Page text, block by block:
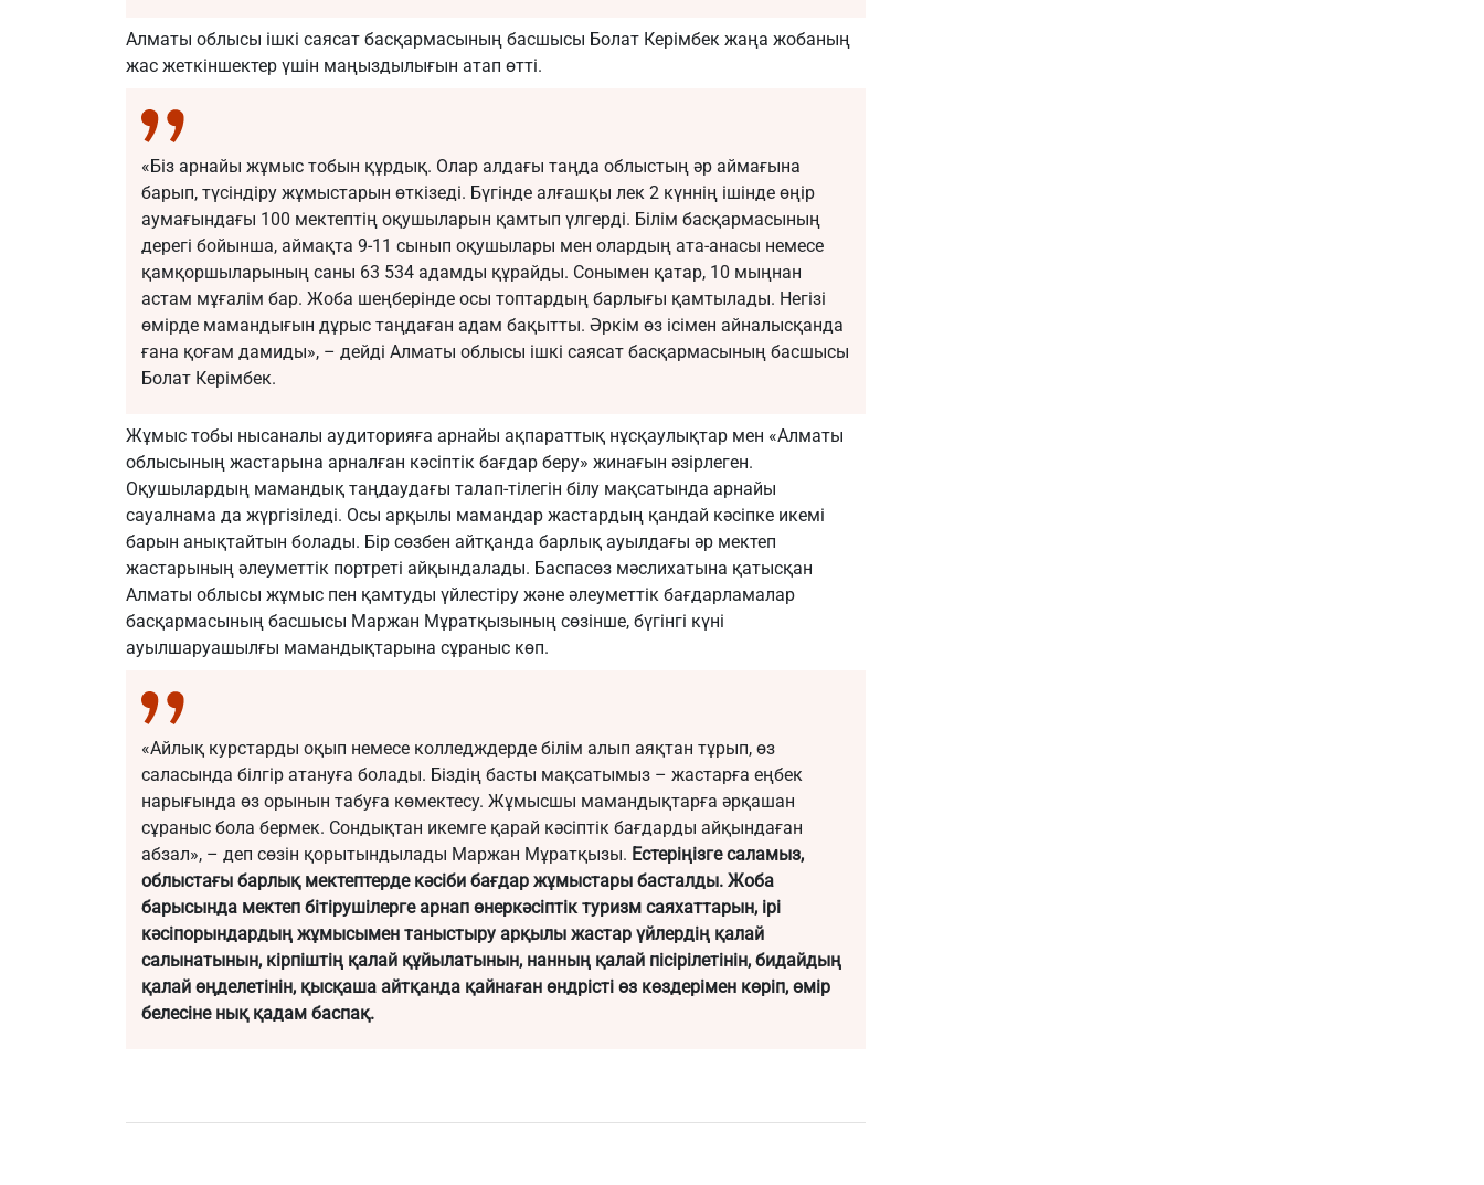
Алматы облысы ішкі саясат басқармасының басшысы Болат Керімбек жаңа жобаның
жас жеткіншектер үшін маңыздылығын атап өтті.
«Біз арнайы жұмыс тобын құрдық. Олар алдағы таңда облыстың әр аймағына
барып, түсіндіру жұмыстарын өткізеді. Бүгінде алғашқы лек 2 күннің ішінде өңір
аумағындағы 100 мектептің оқушыларын қамтып үлгерді. Білім басқармасының
дерегі бойынша, аймақта 9-11 сынып оқушылары мен олардың ата-анасы немесе
қамқоршыларының саны 63 534 адамды құрайды. Сонымен қатар, 10 мыңнан
астам мұғалім бар. Жоба шеңберінде осы топтардың барлығы қамтылады. Негізі
өмірде мамандығын дұрыс таңдаған адам бақытты. Әркім өз ісімен айналысқанда
ғана қоғам дамиды», – дейді Алматы облысы ішкі саясат басқармасының басшысы
Болат Керімбек.
Жұмыс тобы нысаналы аудиторияға арнайы ақпараттық нұсқаулықтар мен «Алматы
облысының жастарына арналған кәсіптік бағдар беру» жинағын әзірлеген.
Оқушылардың мамандық таңдаудағы талап-тілегін білу мақсатында арнайы
сауалнама да жүргізіледі. Осы арқылы мамандар жастардың қандай кәсіпке икемі
барын анықтайтын болады. Бір сөзбен айтқанда барлық ауылдағы әр мектеп
жастарының әлеуметтік портреті айқындалады. Баспасөз мәслихатына қатысқан
Алматы облысы жұмыс пен қамтуды үйлестіру және әлеуметтік бағдарламалар
басқармасының басшысы Маржан Мұратқызының сөзінше, бүгінгі күні
ауылшаруашылғы мамандықтарына сұраныс көп.
«Айлық курстарды оқып немесе колледждерде білім алып аяқтан тұрып, өз
саласында білгір атануға болады. Біздің басты мақсатымыз – жастарға еңбек
нарығында өз орынын табуға көмектесу. Жұмысшы мамандықтарға әрқашан
сұраныс бола бермек. Сондықтан икемге қарай кәсіптік бағдарды айқындаған
абзал», – деп сөзін қорытындылады Маржан Мұратқызы. Естеріңізге саламыз,
облыстағы барлық мектептерде кәсіби бағдар жұмыстары басталды. Жоба
барысында мектеп бітірушілерге арнап өнеркәсіптік туризм саяхаттарын, ірі
кәсіпорындардың жұмысымен таныстыру арқылы жастар үйлердің қалай
салынатынын, кірпіштің қалай құйылатынын, нанның қалай пісірілетінін, бидайдың
қалай өңделетінін, қысқаша айтқанда қайнаған өндрісті өз көздерімен көріп, өмір
белесіне нық қадам баспақ.